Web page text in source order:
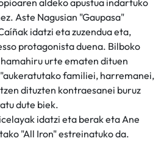
Aste Nagusian "Gaupasa"
idatzi eta zuzendua eta,
protagonista duena. Bilboko
urte ematen dituen
familiei, harremanei,
dituzten kontraesanei buruz
dute biek.
idatzi eta berak eta Ane
"All Iron" estreinatuko da.